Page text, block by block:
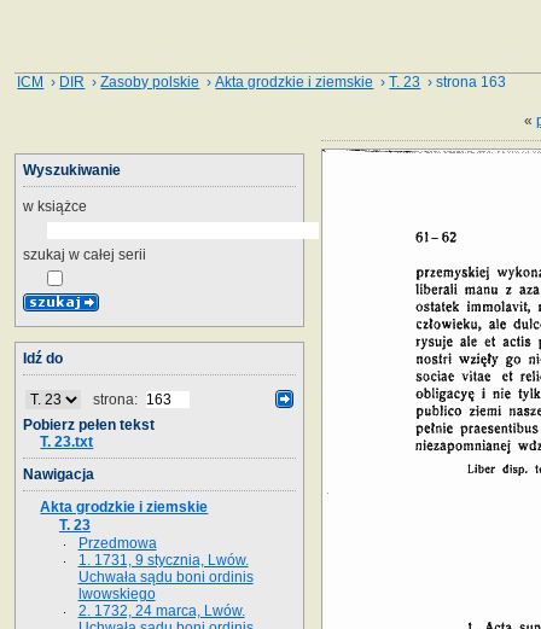
ICM › DIR ›Zasoby polskie ›Akta grodzkie i ziemskie ›T. 23 › strona 163
«
Wyszukiwanie
w książce
szukaj w całej serii
Idź do
strona:
Pobierz pełen tekst
T. 23.txt
Nawigacja
Akta grodzkie i ziemskie
T. 23
Przedmowa
1. 1731, 9 stycznia, Lwów.
Uchwała sądu boni ordinis
lwowskiego
2. 1732, 24 marca, Lwów.